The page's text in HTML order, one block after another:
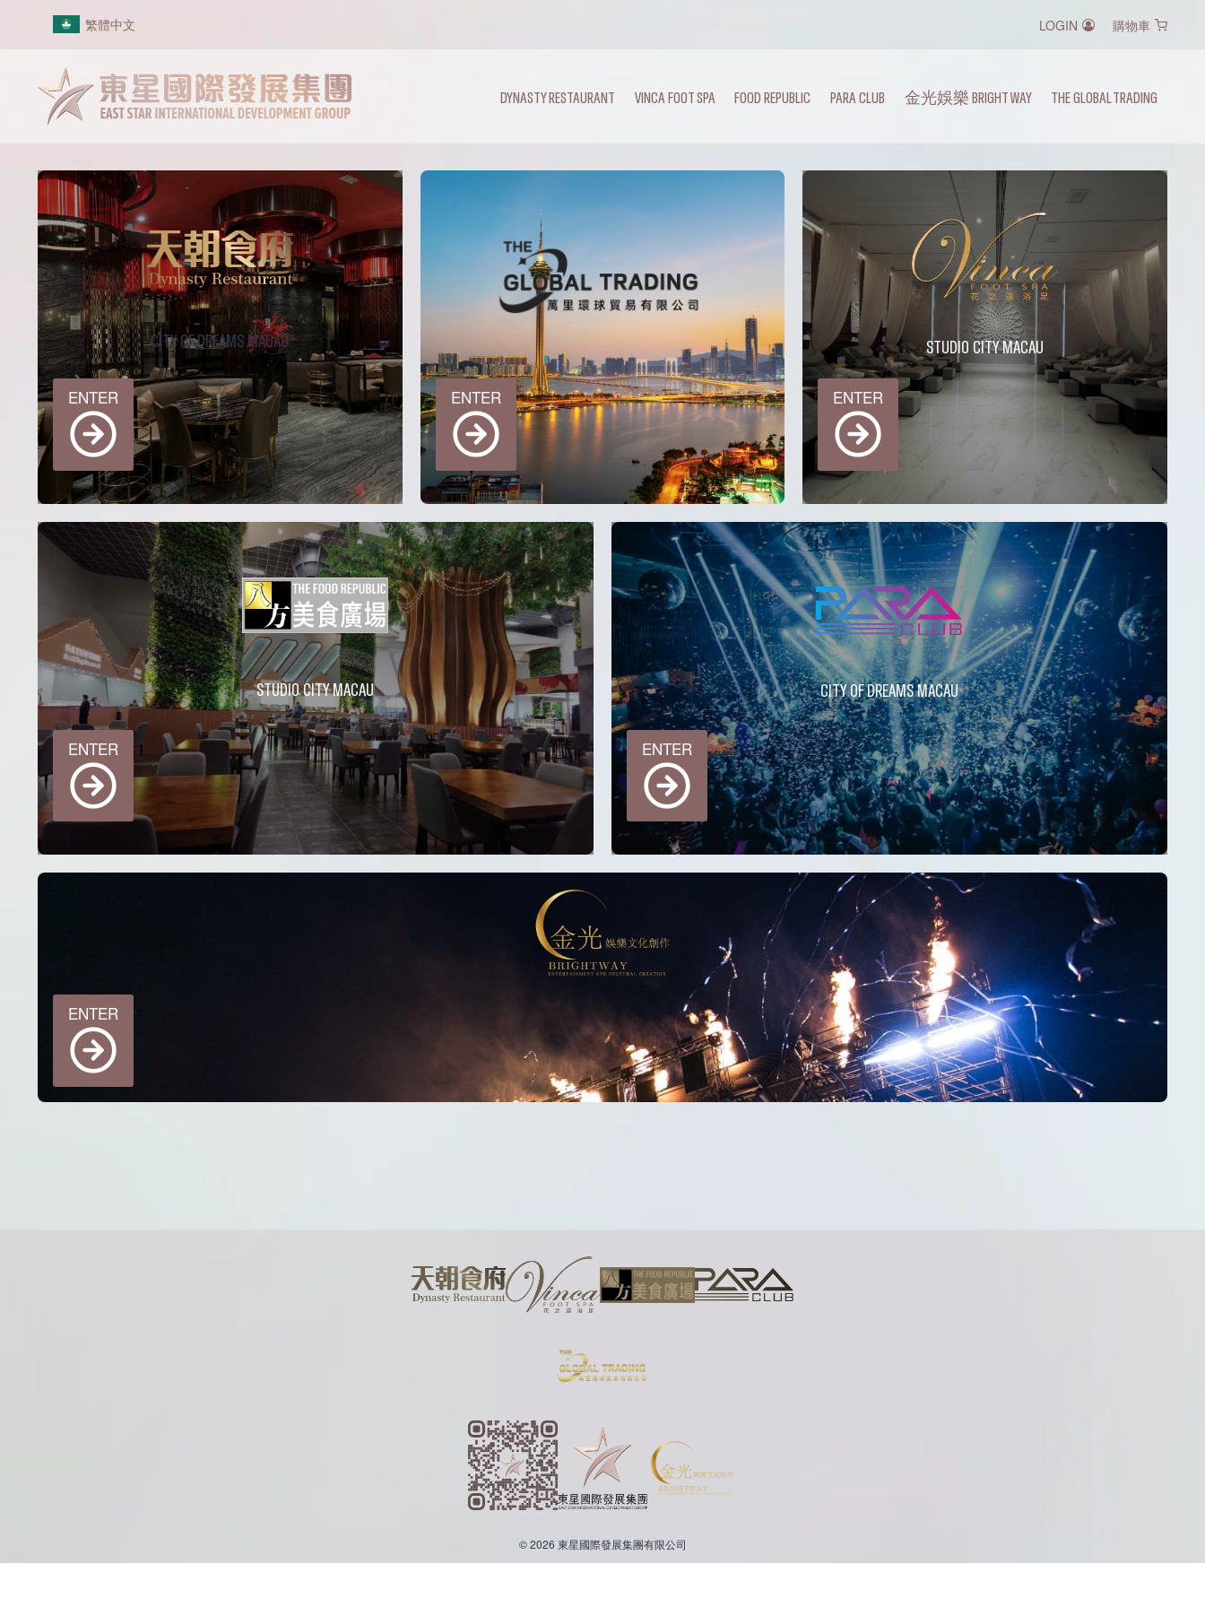
繁體中文 LOGIN 購物車
DYNASTY RESTAURANT VINCA FOOT SPA FOOD REPUBLIC PARA CLUB 金光娛樂 BRIGHT WAY THE GLOBAL TRADING
CITY OF DREAMS MACAU
ENTER
STUDIO CITY MACAU
ENTER
STUDIO CITY MACAU
ENTER
CITY OF DREAMS MACAU
ENTER
ENTER
ENTER
© 2026 東星國際發展集團有限公司